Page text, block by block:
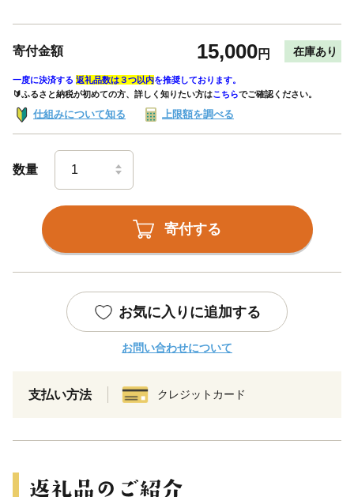
寄付金額 15,000円 在庫あり
一度に決済する 返礼品数は３つ以内を推奨しております。
🔰ふるさと納税が初めての方、詳しく知りたい方はこちらでご確認ください。
仕組みについて知る 上限額を調べる
数量
寄付する
お気に入りに追加する
お問い合わせについて
支払い方法 クレジットカード